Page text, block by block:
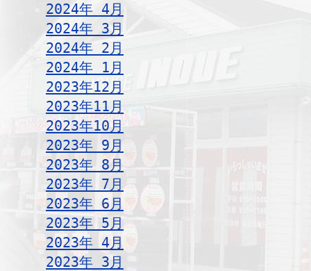
2024年 4月
2024年 3月
2024年 2月
2024年 1月
2023年12月
2023年11月
2023年10月
2023年 9月
2023年 8月
2023年 7月
2023年 6月
2023年 5月
2023年 4月
2023年 3月